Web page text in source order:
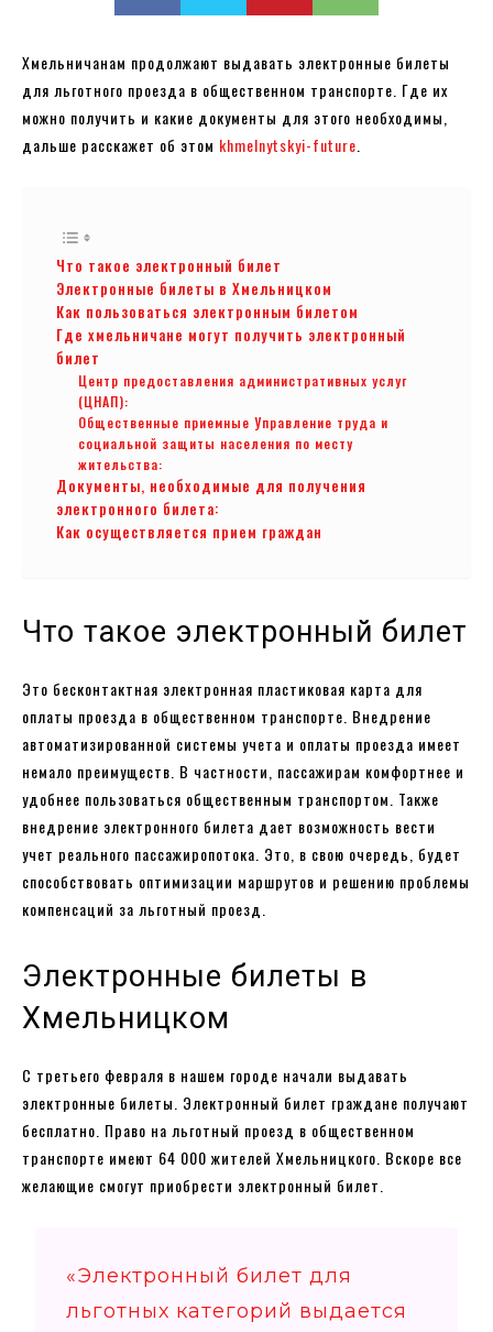
Хмельничанам продолжают выдавать электронные билеты
для льготного проезда в общественном транспорте. Где их
можно получить и какие документы для этого необходимы,
дальше расскажет об этом khmelnytskyi-future
Что такое электронный билет
Электронные билеты в Хмельницком
Как пользоваться электронным билетом
Где хмельничане могут получить электронный
билет
Центр предоставления административных услуг
(ЦНАП):
Общественные приемные Управление труда и
социальной защиты населения по месту
жительства:
Документы, необходимые для получения
электронного билета:
Как осуществляется прием граждан
Что такое электронный билет
Это бесконтактная электронная пластиковая карта для
оплаты проезда в общественном транспорте. Внедрение
автоматизированной системы учета и оплаты проезда имеет
немало преимуществ. В частности, пассажирам комфортнее и
удобнее пользоваться общественным транспортом. Также
внедрение электронного билета дает возможность вести
учет реального пассажиропотока. Это, в свою очередь, будет
способствовать оптимизации маршрутов и решению проблемы
компенсаций за льготный проезд.
Электронные билеты в
Хмельницком
С третьего февраля в нашем городе начали выдавать
электронные билеты. Электронный билет граждане получают
бесплатно. Право на льготный проезд в общественном
транспорте имеют 64 000 жителей Хмельницкого. Вскоре все
желающие смогут приобрести электронный билет.
«Электронный билет для
льготных категорий выдается